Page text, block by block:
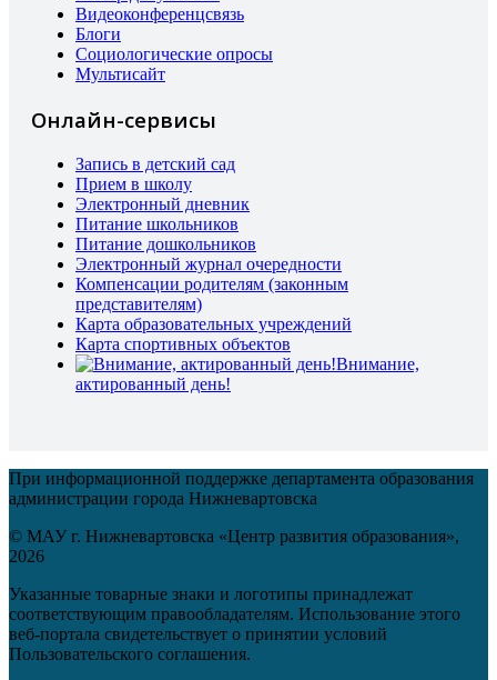
Видеоконференцсвязь
Блоги
Социологические опросы
Мультисайт
Онлайн-сервисы
Запись в детский сад
Прием в школу
Электронный дневник
Питание школьников
Питание дошкольников
Электронный журнал очередности
Компенсации родителям (законным
представителям)
Карта образовательных учреждений
Карта спортивных объектов
Внимание,
актированный день!
При информационной поддержке департамента образования
администрации города Нижневартовска
© МАУ г. Нижневартовска «Центр развития образования»,
2026
Указанные товарные знаки и логотипы принадлежат
соответствующим правообладателям. Использование этого
веб-портала свидетельствует о принятии условий
Пользовательского соглашения.